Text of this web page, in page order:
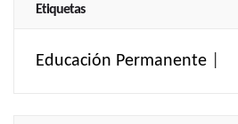
Etiquetas
Educación Permanente